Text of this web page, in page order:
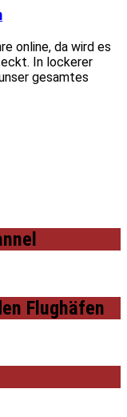
online, da wird es
In lockerer
gesamtes
Flughäfen